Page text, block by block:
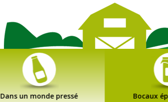
Dans un monde pressé Bocaux